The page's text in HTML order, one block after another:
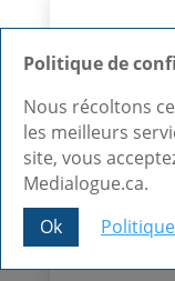
Odoo
Votre
à jour,
de
pour les
et de
Politique de
Nous récoltons
les meilleurs
site, vous
Medialogue.ca.
Ok